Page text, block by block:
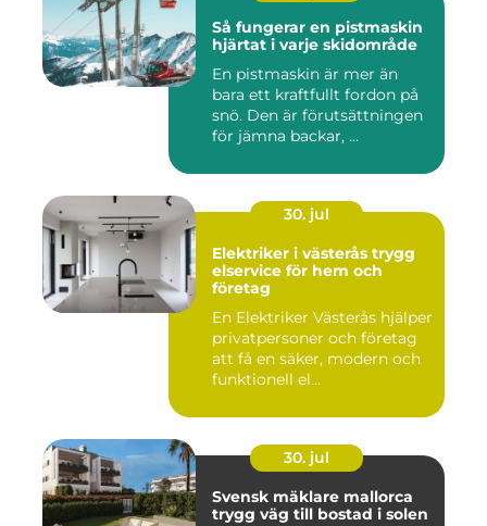
Så fungerar en pistmaskin
hjärtat i varje skidområde
En pistmaskin är mer än
bara ett kraftfullt fordon på
snö. Den är förutsättningen
för jämna backar, ...
30. jul
Elektriker i västerås trygg
elservice för hem och
företag
En Elektriker Västerås hjälper
privatpersoner och företag
att få en säker, modern och
funktionell el...
30. jul
Svensk mäklare mallorca
trygg väg till bostad i solen